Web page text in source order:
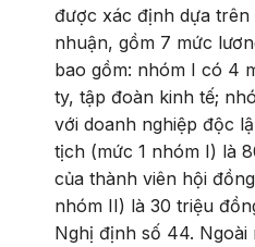
được xác định dựa
nhuận, gồm 7 mức
bao gồm: nhóm I có 4
ty, tập đoàn kinh tế;
với doanh nghiệp độc
tịch (mức 1 nhóm I) là
của thành viên hội
nhóm II) là 30 triệu
Nghị định số 44.